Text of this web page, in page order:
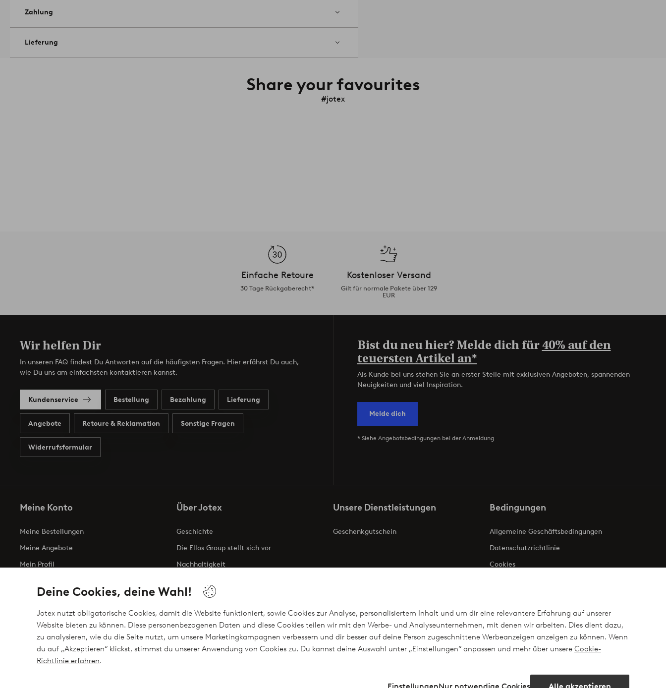
Deine Cookies, deine Wahl!
Jotex nutzt obligatorische Cookies, damit die Website funktioniert, sowie Cookies zur Analyse, personalisiertem Inhalt und um dir eine relevantere Erfahrung auf unserer
Website bieten zu können. Diese personenbezogenen Daten und diese Cookies teilen wir mit den Werbe- und Analyseunternehmen, mit denen wir arbeiten. Dies dient dazu,
zu analysieren, wie du die Seite nutzt, um unsere Marketingkampagnen verbessern und dir besser auf deine Person zugeschnittene Werbeanzeigen anzeigen zu können. Wenn
du auf „Akzeptieren“ klickst, stimmst du unserer Anwendung von Cookies zu. Du kannst deine Auswahl unter „Einstellungen“ anpassen und mehr über unsere Cookie-
Richtlinie erfahren.
Zahlung
Lieferung
Share your favourites
#jotex
Einfache Retoure
30 Tage Rückgaberecht*
Kostenloser Versand
Gilt für normale Pakete über 129
EUR
Wir helfen Dir
In unseren FAQ findest Du Antworten auf die häufigsten Fragen. Hier erfährst Du auch,
wie Du uns am einfachsten kontaktieren kannst.
Kundenservice Bestellung Bezahlung Lieferung
Angebote Retoure & Reklamation Sonstige Fragen
Widerrufsformular
Bist du neu hier? Melde dich für40% auf den
teuersten Artikel an*
Als Kunde bei uns stehen Sie an erster Stelle mit exklusiven Angeboten, spannenden
Neuigkeiten und viel Inspiration.
Melde dich
* Siehe Angebotsbedingungen bei der Anmeldung
Meine Konto
Meine Bestellungen
Meine Angebote
Mein Profil
Über Jotex
Geschichte
Die Ellos Group stellt sich vor
Nachhaltigkeit
Erklärung zur Barrierefreiheit
Unsere Dienstleistungen
Geschenkgutschein
Bedingungen
Allgemeine Geschäftsbedingungen
Datenschutzrichtlinie
Cookies
Sichere Zahlungen - Jetzt bezahlen oder aufteilen
Möchtest du mehr über unsere Zahlungsmöglichkeiten